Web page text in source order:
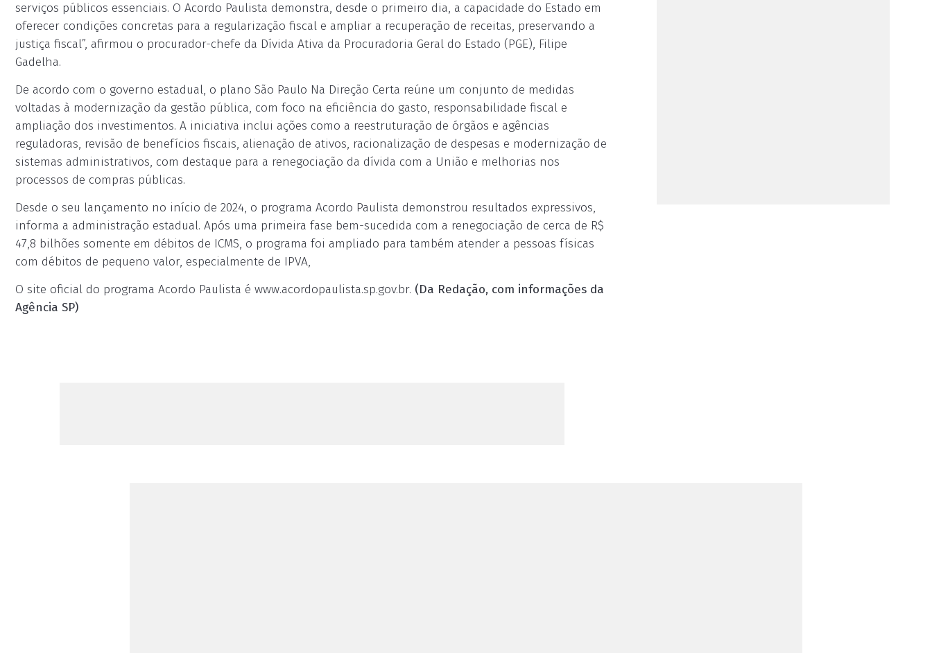
serviços públicos essenciais. O Acordo Paulista demonstra, desde o primeiro dia, a capacidade do Estado em
oferecer condições concretas para a regularização fiscal e ampliar a recuperação de receitas, preservando a
justiça fiscal”, afirmou o procurador-chefe da Dívida Ativa da Procuradoria Geral do Estado (PGE), Filipe
Gadelha.
De acordo com o governo estadual, o plano São Paulo Na Direção Certa reúne um conjunto de medidas
voltadas à modernização da gestão pública, com foco na eficiência do gasto, responsabilidade fiscal e
ampliação dos investimentos. A iniciativa inclui ações como a reestruturação de órgãos e agências
reguladoras, revisão de benefícios fiscais, alienação de ativos, racionalização de despesas e modernização de
sistemas administrativos, com destaque para a renegociação da dívida com a União e melhorias nos
processos de compras públicas.
Desde o seu lançamento no início de 2024, o programa Acordo Paulista demonstrou resultados expressivos,
informa a administração estadual. Após uma primeira fase bem-sucedida com a renegociação de cerca de R$
47,8 bilhões somente em débitos de ICMS, o programa foi ampliado para também atender a pessoas físicas
com débitos de pequeno valor, especialmente de IPVA,
O site oficial do programa Acordo Paulista é www.acordopaulista.sp.gov.br. (Da Redação, com informações da
Agência SP)